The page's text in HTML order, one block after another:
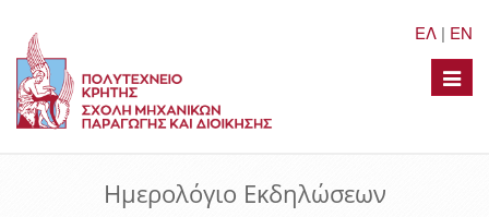
ΕΛ | EN
Toggle
Ημερολόγιο Εκδηλώσεων